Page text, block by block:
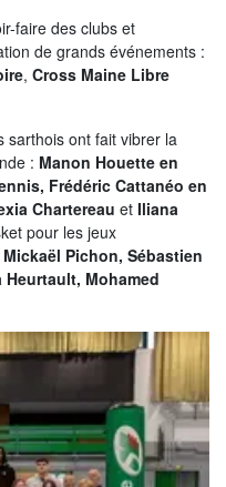
faire des clubs et
de grands événements :
, Cross Maine Libre
sarthois ont fait vibrer la
: Manon Houette en
Frédéric Cattanéo en
Chartereau et Iliana
pour les jeux
Pichon, Sébastien
Mohamed